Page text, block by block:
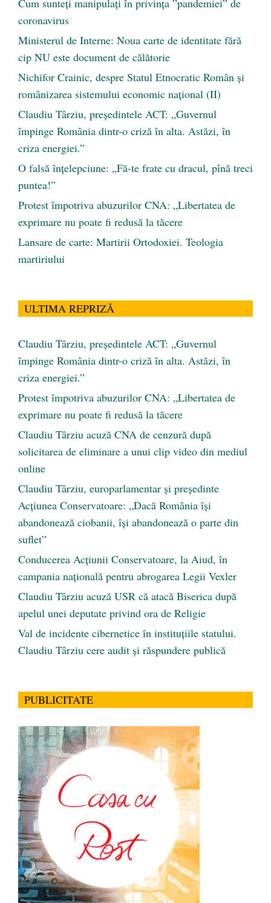
Cum sunteți manipulați în privința ”pandemiei” de
coronavirus
Ministerul de Interne: Noua carte de identitate fără
cip NU este document de călătorie
Nichifor Crainic, despre Statul Etnocratic Român şi
românizarea sistemului economic naţional (II)
Claudiu Târziu, președintele ACT: „Guvernul
împinge România dintr-o criză în alta. Astăzi, în
criza energiei.”
O falsă înțelepciune: „Fă-te frate cu dracul, pînă treci
puntea!”
Protest împotriva abuzurilor CNA: „Libertatea de
exprimare nu poate fi redusă la tăcere
Lansare de carte: Martirii Ortodoxiei. Teologia
martiriului
ULTIMA REPRIZĂ
Claudiu Târziu, președintele ACT: „Guvernul
împinge România dintr-o criză în alta. Astăzi, în
criza energiei.”
Protest împotriva abuzurilor CNA: „Libertatea de
exprimare nu poate fi redusă la tăcere
Claudiu Târziu acuză CNA de cenzură după
solicitarea de eliminare a unui clip video din mediul
online
Claudiu Târziu, europarlamentar și președinte
Acțiunea Conservatoare: „Dacă România își
abandonează ciobanii, își abandonează o parte din
suflet”
Conducerea Acțiunii Conservatoare, la Aiud, în
campania națională pentru abrogarea Legii Vexler
Claudiu Târziu acuză USR că atacă Biserica după
apelul unei deputate privind ora de Religie
Val de incidente cibernetice în instituțiile statului.
Claudiu Târziu cere audit și răspundere publică
PUBLICITATE